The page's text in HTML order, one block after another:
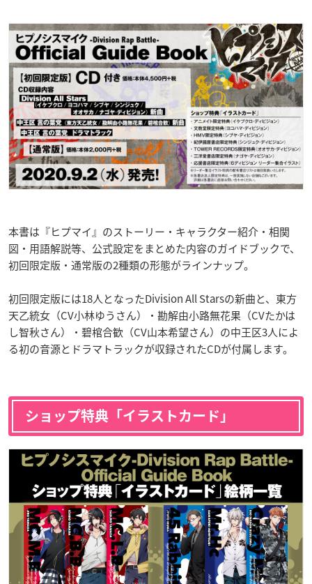
本書は『ヒプマイ』のストーリー・キャラクター紹介・相関
図・用語解説等、公式設定をまとめた内容のガイドブックで、
初回限定版・通常版の2種類の形態がラインナップ。
初回限定版には18人となったDivision All Starsの新曲と、東方
天乙統女（CV小林ゆうさん）・勘解由小路無花果（CVたかは
し智秋さん）・碧棺合歓（CV山本希望さん）の中王区3人によ
る初の音源とドラマトラックが収録されたCDが付属します。
ショップ特典「イラストカード」